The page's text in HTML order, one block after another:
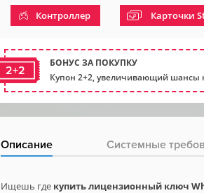
Контроллер Карточки
2+2
БОНУС ЗА ПОКУПКУ
Купон 2+2, увеличивающий шансы
Описание Системные
Ищешь где купить лицензионный ключ